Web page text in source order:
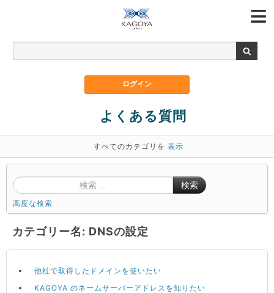
よくある質問
すべてのカテゴリを 表示
検索
高度な検索
カテゴリー名: DNSの設定
他社で取得したドメインを使いたい
KAGOYA のネームサーバーアドレスを知りたい